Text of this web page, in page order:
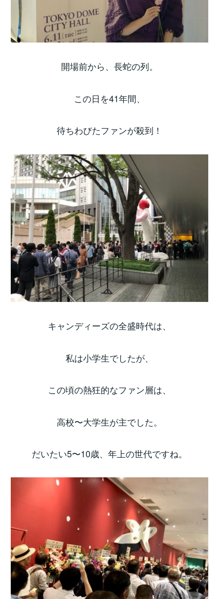
開場前から、長蛇の列。
この日を41年間、
待ちわびたファンが殺到！
キャンディーズの全盛時代は、
私は小学生でしたが、
この頃の熱狂的なファン層は、
高校〜大学生が主でした。
だいたい5〜10歳、年上の世代ですね。